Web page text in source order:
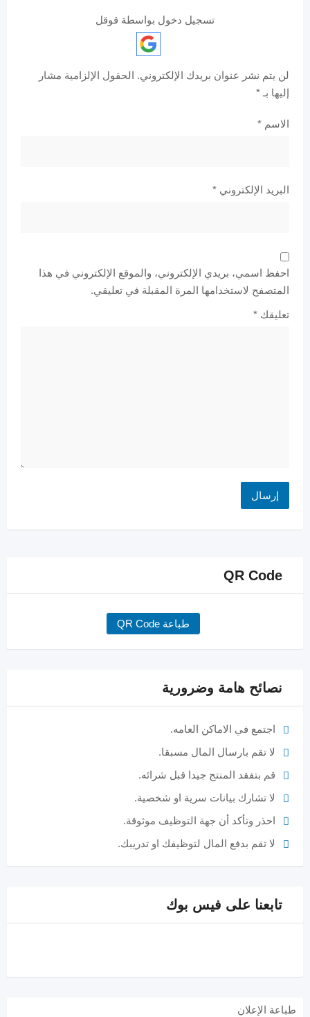
تسجيل دخول بواسطة قوقل
لن يتم نشر عنوان بريدك الإلكتروني. الحقول الإلزامية مشار
إليها بـ *
الاسم *
البريد الإلكتروني *
احفظ اسمي، بريدي الإلكتروني، والموقع الإلكتروني في هذا
المتصفح لاستخدامها المرة المقبلة في تعليقي.
تعليقك *
QR Code
طباعة QR Code
نصائح هامة وضرورية
اجتمع في الاماكن العامه.
لا تقم بارسال المال مسبقا.
قم بتفقد المنتج جيدا قبل شرائه.
لا تشارك بيانات سرية او شخصية.
احذر وتأكد أن جهة التوظيف موثوقة.
لا تقم بدفع المال لتوظيفك او تدريبك.
تابعنا على فيس بوك
طباعة الإعلان